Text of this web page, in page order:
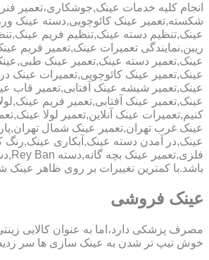
انجام کلیه خدمات عینک,جوشکاری،تعمیر
شکسته,تعمیر عینک کائوچویی,دسته عینک
عینک,تنظیم دسته عینک,تنظیم فریم
ریبن,نمایندگی تعمیرات عینک,تعمیر فریم
عینک,تعمیر دسته عینک,تعمیر عینک
عینک,تعمیر عینک کائوچویی,تعمیرات عینک
عینک,تعمیر شیشه عینک آفتابی,تعمیر
عینک,تعمیر عینک آفتابی,تعمیر فریم
کنیم,تعمیرات عینک آنلاین,تعمیر لولا
عینک غرب تهران,تعمیر عینک شمال
عینک,در آمدن دسته عینک,آبکاری
باشد.با کمترین تغییرات بر روی ظاهر
عینک فروشی
مصرف پزشکی دارد،اما به عنوان کالایی
خوش تیپ تر شدن به عینک سازی ها سر